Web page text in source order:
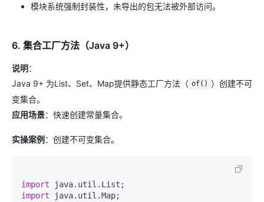
模块系统强制封装性，未导出的包无法被外部访问。
6. 集合工厂方法（Java 9+）
说明：
Java 9+ 为List、Set、Map提供静态工厂方法（ of() ）创建不可
变集合。
应用场景：快速创建常量集合。
实操案例 ：创建不可变集合。
import
import